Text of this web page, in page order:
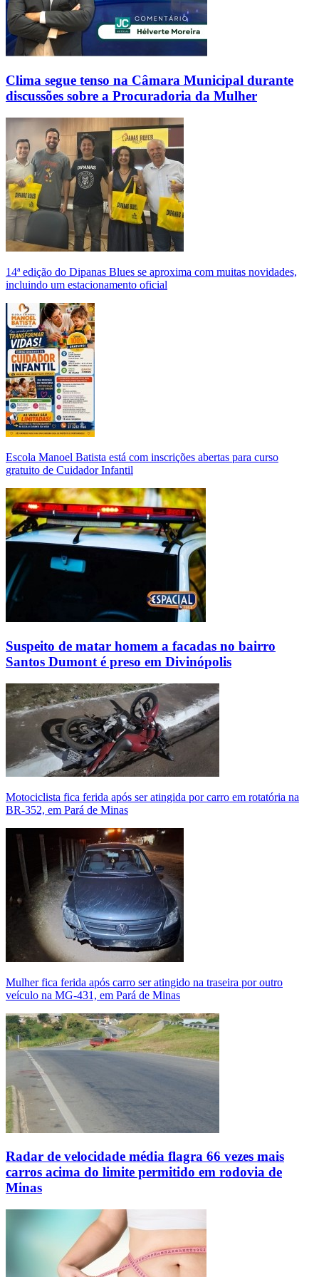
Clima segue tenso na Câmara Municipal durante
discussões sobre a Procuradoria da Mulher
14ª edição do Dipanas Blues se aproxima com muitas novidades,
incluindo um estacionamento oficial
Escola Manoel Batista está com inscrições abertas para curso
gratuito de Cuidador Infantil
Suspeito de matar homem a facadas no bairro
Santos Dumont é preso em Divinópolis
Motociclista fica ferida após ser atingida por carro em rotatória na
BR-352, em Pará de Minas
Mulher fica ferida após carro ser atingido na traseira por outro
veículo na MG-431, em Pará de Minas
Radar de velocidade média flagra 66 vezes mais
carros acima do limite permitido em rodovia de
Minas